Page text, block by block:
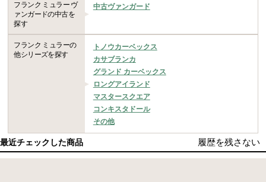
フランク ミュラー ヴ
ァンガードの中古を
探す
中古ヴァンガード
フランク ミュラーの
他シリーズを探す
トノウカーベックス
カサブランカ
グランド カーベックス
ロングアイランド
マスタースクエア
コンキスタドール
その他
最近チェックした商品 履歴を残さない